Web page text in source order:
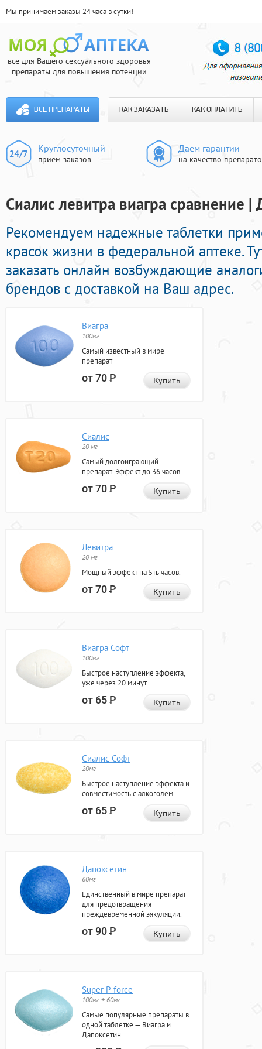
Мы принимаем заказы 24 часа в сутки!
все для Вашего сексуального здоровья
препараты для повышения потенции
ВСЕ ПРЕПАРАТЫ КАК ЗАКАЗАТЬ КАК ОПЛАТИТЬ
Круглосуточный
прием заказов
Даем гарантии
на качество
Сиалис левитра виагра сравнение |
Рекомендуем надежные таблетки
красок жизни в федеральной аптеке.
заказать онлайн возбуждающие
брендов с доставкой на Ваш адрес.
Виагра
100мг
Самый известный в мире
препарат
от 70Р Купить
Сиалис
20 мг
Самый долгоиграющий
препарат. Эффект до 36 часов.
от 70Р Купить
Левитра
20 мг
Мощный эффект на 5ть часов.
от 70Р Купить
Виагра Софт
100мг
Быстрое наступление эффекта,
уже через 20 минут.
от 65Р Купить
Сиалис Софт
20мг
Быстрое наступление эффекта и
совместимость с алкоголем.
от 65Р Купить
Дапоксетин
60мг
Единственный в мире препарат
для предотвращения
преждевременной эякуляции.
от 90Р Купить
Super P-force
100мг + 60мг
Самые популярные препараты в
одной таблетке — Виагра и
Дапоксетин.